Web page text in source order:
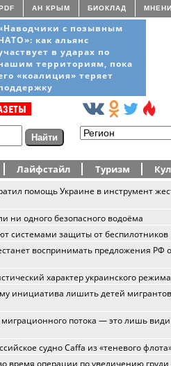
АН КРЫМ БИОКЛАД
с позывным
как альянс
в ударах по
территориям, пока
«коалиция» теряет
Лайфстайл Туризм
помощь Украине в инструмент
ни одного безопасного водоёма
системами защиты от беспилотников
воспринимать предложения РФ о
характер украинского режима
инициатива лишить детей мигрантов
потока — это лишь
судно Caffa из «теневого
время операции по увеличению груди